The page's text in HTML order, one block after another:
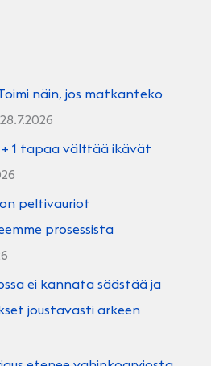
näin, jos matkanteko
28.7.2026
+ 1 tapaa välttää ikävät
peltivauriot
prosessista
ei kannata säästää ja
joustavasti arkeen